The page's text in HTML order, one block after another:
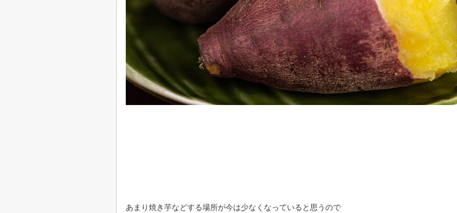
あまり焼き芋などする場所が今は少なくなっていると思うので